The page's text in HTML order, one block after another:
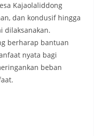
Kajaolaliddong
dan kondusif hingga
dilaksanakan.
berharap bantuan
nyata bagi
beban